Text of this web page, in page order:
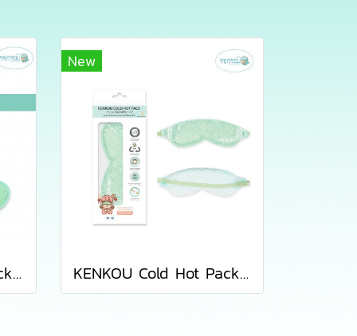
KENKOU Cold Hot Pack - Eye Mask เจลประคบตา รุ่นพรีเมียม
New
KENKOU Cold Hot Pack – Eye Mask (Compact Size) เจลประคบตาเคนโกะ รุ่นคอมแพค